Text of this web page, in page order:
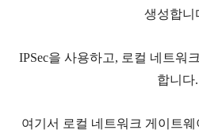
생성합니
IPSec을 사용하고, 로컬 네트워
합니다.
여기서 로컬 네트워크 게이트